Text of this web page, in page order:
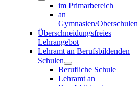
im Primarbereich
an
Gymnasien/Oberschulen
Überschneidungsfreies
Lehrangebot
Lehramt an Berufsbildenden
Schulen
Berufliche Schule
Lehramt an